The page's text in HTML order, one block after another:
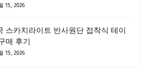
15, 2026
스카치라이트 반사원단 접착식 테이
매 후기
15, 2026